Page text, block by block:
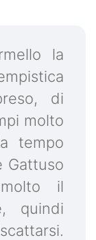
la
di
molto
tempo
Gattuso
il
quindi